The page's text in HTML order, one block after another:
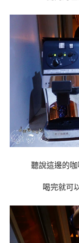
聽說這邊的
喝完就可